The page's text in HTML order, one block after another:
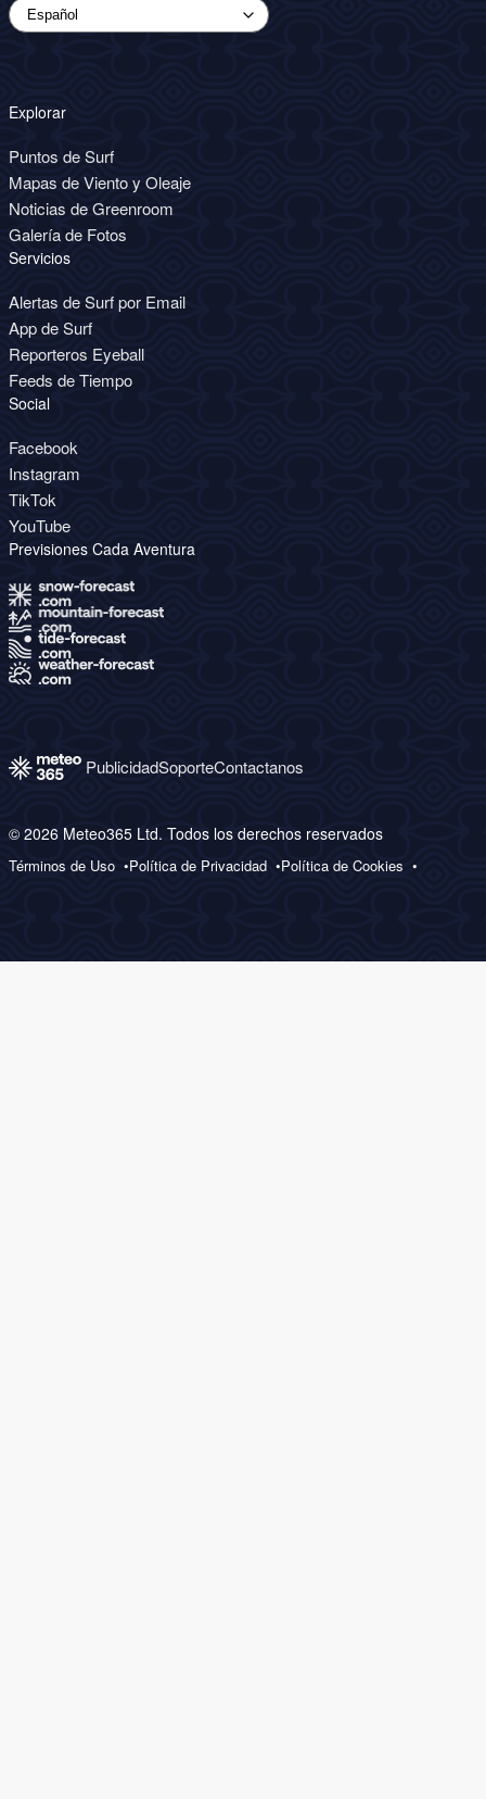
Explorar
Puntos de Surf
Mapas de Viento y Oleaje
Noticias de Greenroom
Galería de Fotos
Servicios
Alertas de Surf por Email
App de Surf
Reporteros Eyeball
Feeds de Tiempo
Social
Facebook
Instagram
TikTok
YouTube
Previsiones Cada Aventura
PublicidadSoporteContactanos
© 2026 Meteo365 Ltd. Todos los derechos reservados
Términos de Uso Política de Privacidad Política de Cookies